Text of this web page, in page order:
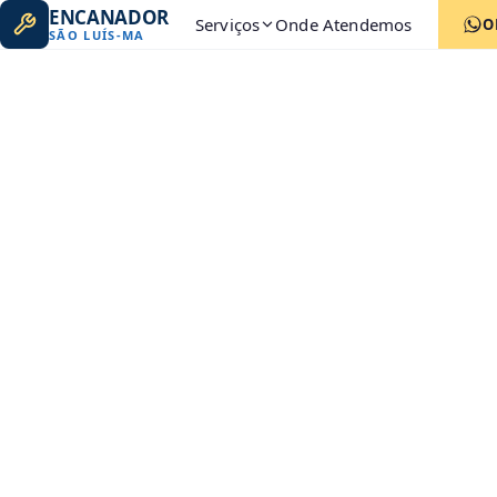
ENCANADOR
SÃO LUÍS-MA Serviços Onde Atendemos